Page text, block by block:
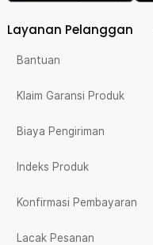
Layanan Pelanggan
Bantuan
Klaim Garansi Produk
Biaya Pengiriman
Indeks Produk
Konfirmasi Pembayaran
Lacak Pesanan